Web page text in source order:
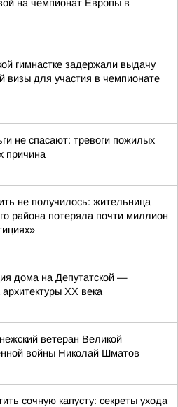
на чемпионат Европы в
гимнастке задержали выдачу
визы для участия в чемпионате
не спасают: тревоги пожилых
причина
не получилось: жительница
района потеряла почти миллион
дома на Депутатской —
архитектуры ХХ века
ветеран Великой
войны Николай Шматов
сочную капусту: секреты ухода